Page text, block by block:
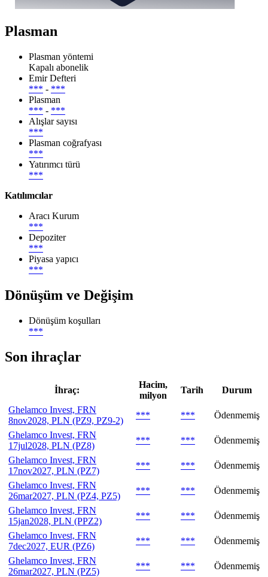
Plasman
Plasman yöntemi
Kapalı abonelik
Emir Defteri
*** - ***
Plasman
*** - ***
Alışlar sayısı
***
Plasman coğrafyası
***
Yatırımcı türü
***
Katılımcılar
Aracı Kurum
***
Depoziter
***
Piyasa yapıcı
***
Dönüşüm ve Değişim
Dönüşüm koşulları
***
Son ihraçlar
İhraç:
Hacim,
milyon
Tarih
Durum
Ghelamco Invest, FRN
8nov2028, PLN (PZ9, PZ9-2)
*** ***
Ödenmemiş
Ghelamco Invest, FRN
17jul2028, PLN (PZ8)
*** ***
Ödenmemiş
Ghelamco Invest, FRN
17nov2027, PLN (PZ7)
*** ***
Ödenmemiş
Ghelamco Invest, FRN
26mar2027, PLN (PZ4, PZ5)
*** ***
Ödenmemiş
Ghelamco Invest, FRN
15jan2028, PLN (PPZ2)
*** ***
Ödenmemiş
Ghelamco Invest, FRN
7dec2027, EUR (PZ6)
*** ***
Ödenmemiş
Ghelamco Invest, FRN
26mar2027, PLN (PZ5)
*** ***
Ödenmemiş